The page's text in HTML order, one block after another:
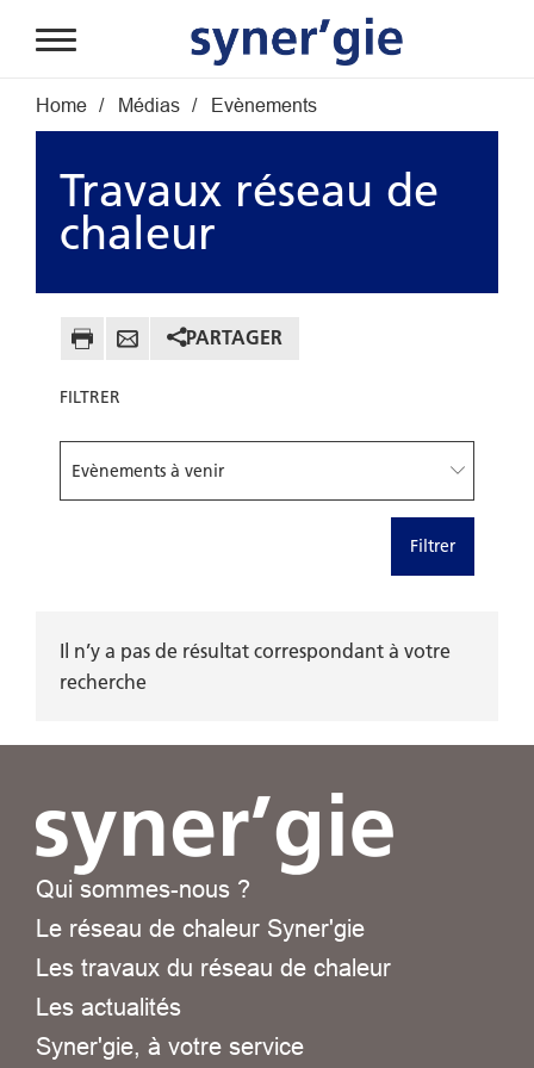
Fil d'Ariane
Home Médias Evènements
Travaux réseau de
chaleur
PARTAGER
FILTRER
Filtrer
Il n’y a pas de résultat correspondant à votre
recherche
Qui sommes-nous ?
Le réseau de chaleur Syner'gie
Les travaux du réseau de chaleur
Les actualités
Syner'gie, à votre service